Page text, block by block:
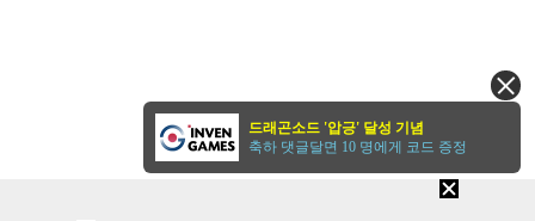
드래곤소드 '압긍' 달성 기념
축하 댓글달면 10 명에게 코드 증정